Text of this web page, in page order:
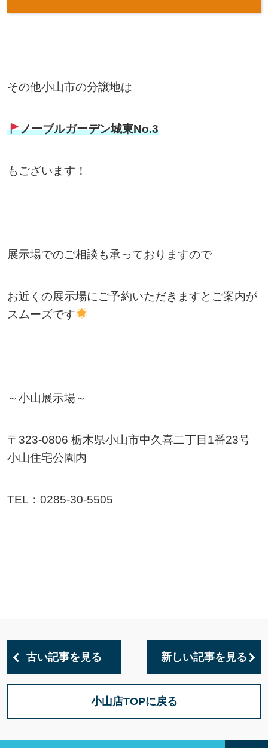
その他小山市の分譲地は
ノーブルガーデン城東No.3
もございます！
展示場でのご相談も承っておりますので
お近くの展示場にご予約いただきますとご案内が
スムーズです
～小山展示場～
〒323-0806 栃木県小山市中久喜二丁目1番23号
小山住宅公園内
TEL：0285-30-5505
古い記事を見る 新しい記事を見る
小山店TOPに戻る